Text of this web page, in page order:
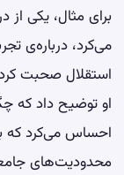
برای مثال، یکی از
می‌کرد، درباره‌ی
استقلال صحبت
او توضیح داد که
احساس می‌کرد که
محدودیت‌های